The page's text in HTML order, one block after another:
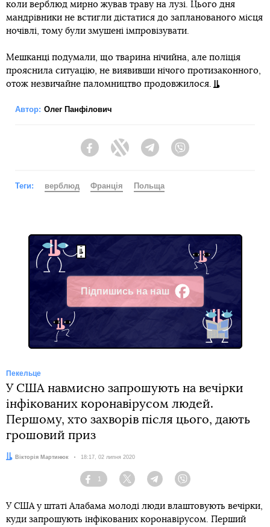
коли верблюд мирно жував траву на лузі. Цього дня
мандрівники не встигли дістатися до запланованого місця
ночівлі, тому були змушені імпровізувати.
Мешканці подумали, що тварина нічийна, але поліція
прояснила ситуацію, не виявивши нічого протизаконного,
отож незвичайне паломництво продовжилося.
Автор: Олег Панфілович
FacebookTwitter Telegram
Теги: верблюд Франція Польща
Підпишись на наш
Facebook
Пекельце
У США навмисно запрошують на вечірки
інфікованих коронавірусом людей.
Першому, хто захворів після цього, дають
грошовий приз
Автор:Вікторія Мартинюк Дата:
18:17, 02 липня 2020
Facebook
1
Twitter TelegramViber
У США у штаті Алабама молоді люди влаштовують вечірки,
куди запрошують інфікованих коронавірусом. Перший